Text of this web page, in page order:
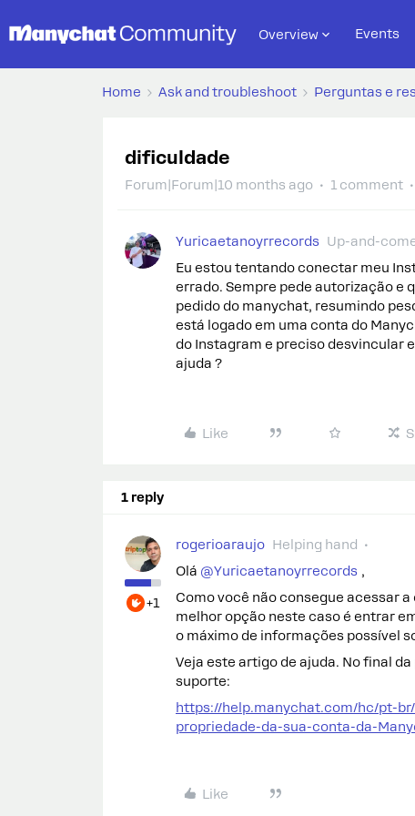
Overview Events
Home Ask and troubleshoot Perguntas e
dificuldade
Forum|Forum|10 months ago 1 comment
Yuricaetanoyrrecords Up-and-
Eu estou tentando conectar meu
errado. Sempre pede autorização e
pedido do manychat, resumindo
está logado em uma conta do
do Instagram e preciso desvincular
ajuda ?
Like
1 reply
+1
rogerioaraujo Helping hand
Olá ​ @Yuricaetanoyrrecords ,
Como você não consegue acessar
melhor opção neste caso é entrar
o máximo de informações possível
Veja este artigo de ajuda. No final
suporte:
https://help.manychat.com/hc/pt-
propriedade-da-sua-conta-da-
Like